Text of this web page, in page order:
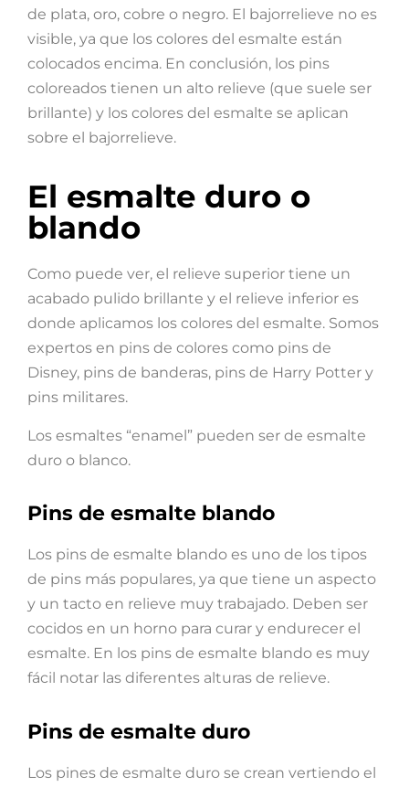
de plata, oro, cobre o negro. El bajorrelieve no es
visible, ya que los colores del esmalte están
colocados encima. En conclusión, los pins
coloreados tienen un alto relieve (que suele ser
brillante) y los colores del esmalte se aplican
sobre el bajorrelieve.
El esmalte duro o
blando
Como puede ver, el relieve superior tiene un
acabado pulido brillante y el relieve inferior es
donde aplicamos los colores del esmalte. Somos
expertos en pins de colores como pins de
Disney, pins de banderas, pins de Harry Potter y
pins militares.
Los esmaltes “enamel” pueden ser de esmalte
duro o blanco.
Pins de esmalte blando
Los pins de esmalte blando es uno de los tipos
de pins más populares, ya que tiene un aspecto
y un tacto en relieve muy trabajado. Deben ser
cocidos en un horno para curar y endurecer el
esmalte. En los pins de esmalte blando es muy
fácil notar las diferentes alturas de relieve.
Pins de esmalte duro
Los pines de esmalte duro se crean vertiendo el